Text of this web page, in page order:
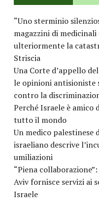
“Uno sterminio
magazzini di
ulteriormente la
Striscia
Una Corte d’appello
le opinioni antisioniste
contro la
Perché Israele è
tutto il mondo
Un medico palestinese
israeliano descrive
umiliazioni
“Piena
Aviv fornisce servizi ai
Israele